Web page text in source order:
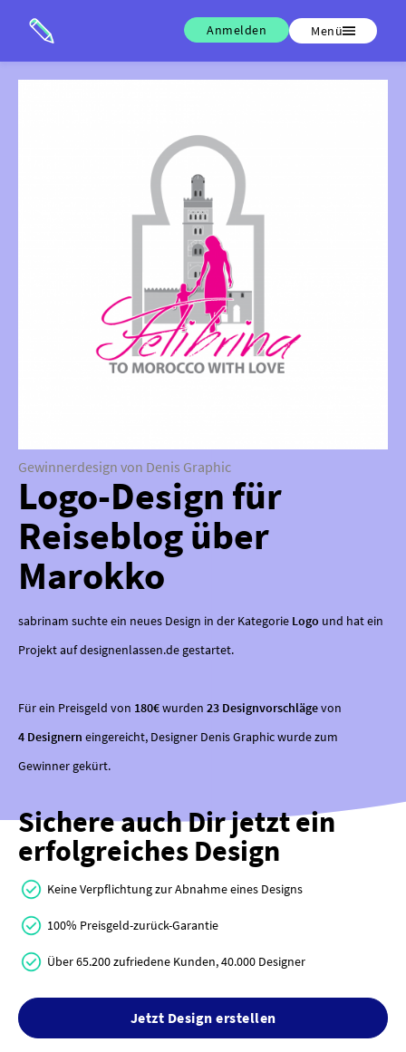
Anmelden Menü
Gewinnerdesign von Denis Graphic
Logo-Design für
Reiseblog über
Marokko
sabrinam suchte ein neues Design in der Kategorie Logo und hat ein
Projekt auf designenlassen.de gestartet.
Für ein Preisgeld von 180€wurden 23 Designvorschlägevon
4 Designern eingereicht, Designer Denis Graphic wurde zum
Gewinner gekürt.
Sichere auch Dir jetzt ein
erfolgreiches Design
Keine Verpflichtung zur Abnahme eines Designs
100% Preisgeld-zurück-Garantie
Über 65.200 zufriedene Kunden, 40.000 Designer
Jetzt Design erstellen